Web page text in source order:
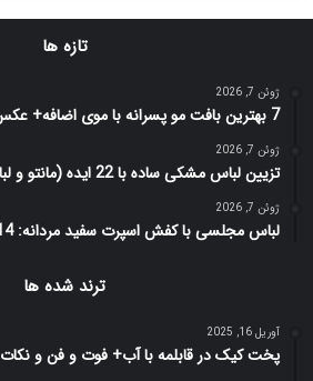
تازه ها
ژوئن 7, 2026
7 بهترین بافت مو پسرانه با موی اضافه+ عکس و فیلم آموزش
ژوئن 7, 2026
تزیین لباس مشکی ساده با 22 ایده (مانتو و لباس مجلسی سیاه)
ژوئن 7, 2026
لباس مجلسی با کفش اسپرت سفید مردانه: 14 ایده فوق العاده
ترند شده ها
آوریل 16, 2025
پخت کیک در قابلمه با آب+ فوت و فن و نکات